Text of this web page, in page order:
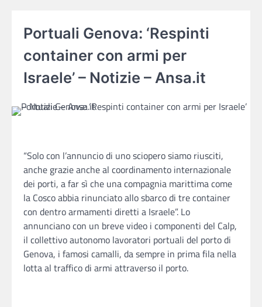
Portuali Genova: ‘Respinti
container con armi per
Israele’ – Notizie – Ansa.it
“Solo con l’annuncio di uno sciopero siamo riusciti,
anche grazie anche al coordinamento internazionale
dei porti, a far sì che una compagnia marittima come
la Cosco abbia rinunciato allo sbarco di tre container
con dentro armamenti diretti a Israele”. Lo
annunciano con un breve video i componenti del Calp,
il collettivo autonomo lavoratori portuali del porto di
Genova, i famosi camalli, da sempre in prima fila nella
lotta al traffico di armi attraverso il porto.